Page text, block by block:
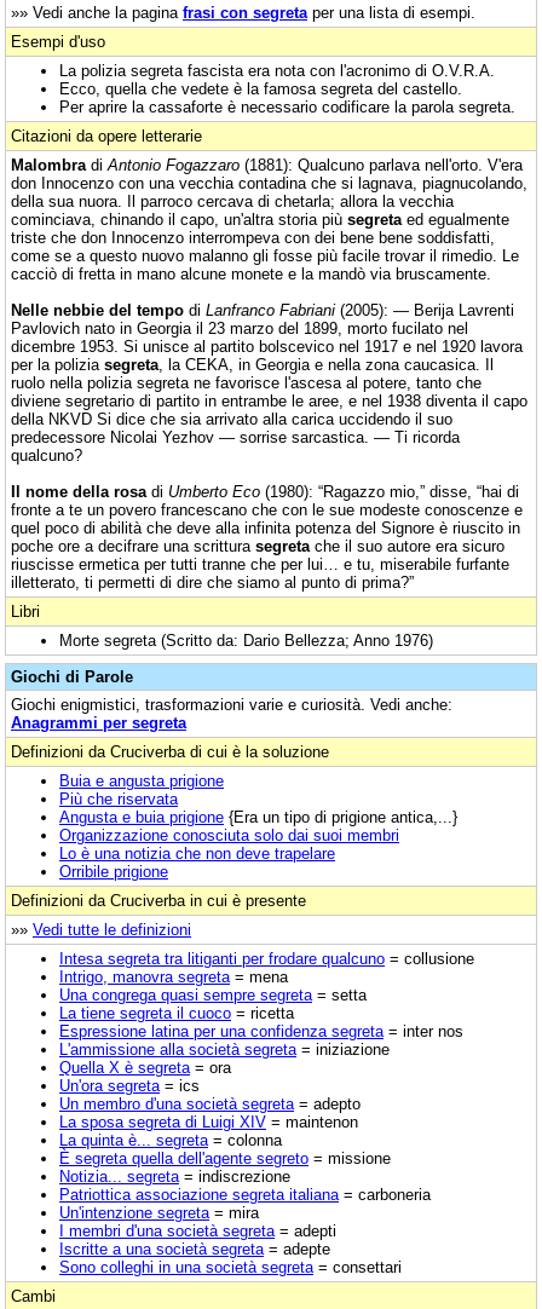
»» Vedi anche la pagina frasi con segreta per una lista di esempi.
Esempi d'uso
La polizia segreta fascista era nota con l'acronimo di O.V.R.A.
Ecco, quella che vedete è la famosa segreta del castello.
Per aprire la cassaforte è necessario codificare la parola segreta.
Citazioni da opere letterarie
Malombra di Antonio Fogazzaro (1881): Qualcuno parlava nell'orto. V'era
don Innocenzo con una vecchia contadina che si lagnava, piagnucolando,
della sua nuora. Il parroco cercava di chetarla; allora la vecchia
cominciava, chinando il capo, un'altra storia più segreta ed egualmente
triste che don Innocenzo interrompeva con dei bene bene soddisfatti,
come se a questo nuovo malanno gli fosse più facile trovar il rimedio. Le
cacciò di fretta in mano alcune monete e la mandò via bruscamente.
Nelle nebbie del tempo di Lanfranco Fabriani (2005): — Berija Lavrenti
Pavlovich nato in Georgia il 23 marzo del 1899, morto fucilato nel
dicembre 1953. Si unisce al partito bolscevico nel 1917 e nel 1920 lavora
per la polizia segreta , la CEKA, in Georgia e nella zona caucasica. Il
ruolo nella polizia segreta ne favorisce l'ascesa al potere, tanto che
diviene segretario di partito in entrambe le aree, e nel 1938 diventa il capo
della NKVD Si dice che sia arrivato alla carica uccidendo il suo
predecessore Nicolai Yezhov — sorrise sarcastica. — Ti ricorda
qualcuno?
Il nome della rosa di Umberto Eco (1980): “Ragazzo mio,” disse, “hai di
fronte a te un povero francescano che con le sue modeste conoscenze e
quel poco di abilità che deve alla infinita potenza del Signore è riuscito in
poche ore a decifrare una scrittura segreta che il suo autore era sicuro
riuscisse ermetica per tutti tranne che per lui… e tu, miserabile furfante
illetterato, ti permetti di dire che siamo al punto di prima?”
Libri
Morte segreta (Scritto da: Dario Bellezza; Anno 1976)
Giochi di Parole
Giochi enigmistici, trasformazioni varie e curiosità. Vedi anche:
Anagrammi per segreta
Definizioni da Cruciverba di cui è la soluzione
Buia e angusta prigione
Più che riservata
Angusta e buia prigione {Era un tipo di prigione antica,...}
Organizzazione conosciuta solo dai suoi membri
Lo è una notizia che non deve trapelare
Orribile prigione
Definizioni da Cruciverba in cui è presente
»» Vedi tutte le definizioni
Intesa segreta tra litiganti per frodare qualcuno = collusione
Intrigo, manovra segreta = mena
Una congrega quasi sempre segreta = setta
La tiene segreta il cuoco = ricetta
Espressione latina per una confidenza segreta = inter nos
L'ammissione alla società segreta = iniziazione
Quella X è segreta = ora
Un'ora segreta = ics
Un membro d'una società segreta = adepto
La sposa segreta di Luigi XIV = maintenon
La quinta è... segreta = colonna
È segreta quella dell'agente segreto = missione
Notizia... segreta = indiscrezione
Patriottica associazione segreta italiana = carboneria
Un'intenzione segreta = mira
I membri d'una società segreta = adepti
Iscritte a una società segreta = adepte
Sono colleghi in una società segreta = consettari
Cambi